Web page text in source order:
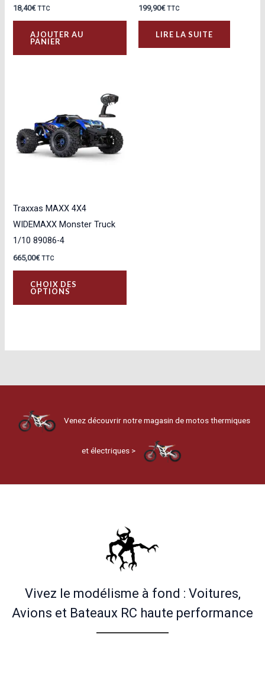
18,40€ TTC
AJOUTER AU
PANIER
199,90€ TTC
LIRE LA SUITE
Traxxas MAXX 4X4
WIDEMAXX Monster Truck
1/10 89086-4
665,00€ TTC
CHOIX DES
OPTIONS
Ce
a
Les
peuvent
choisies
la
du
Venez découvrir notre magasin de motos thermiques
et électriques >
Vivez le modélisme à fond : Voitures,
Avions et Bateaux RC haute performance